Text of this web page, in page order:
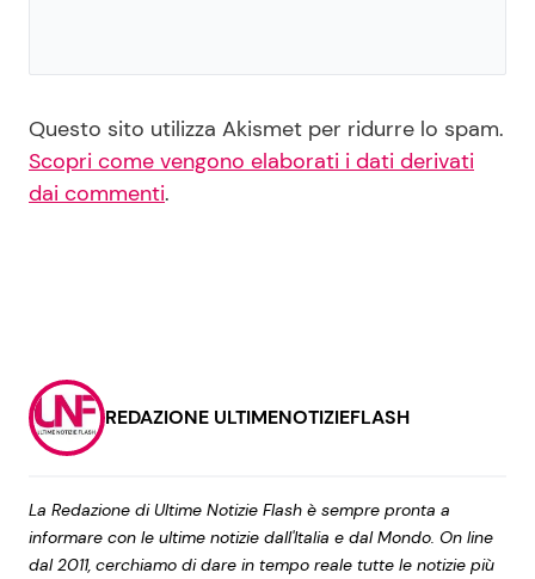
Questo sito utilizza Akismet per ridurre lo spam.
Scopri come vengono elaborati i dati derivati
dai commenti.
REDAZIONE ULTIMENOTIZIEFLASH
La Redazione di Ultime Notizie Flash è sempre pronta a
informare con le ultime notizie dall'Italia e dal Mondo. On line
dal 2011, cerchiamo di dare in tempo reale tutte le notizie più